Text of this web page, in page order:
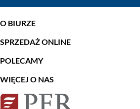
O BIURZE
SPRZEDAŻ ONLINE
POLECAMY
WIĘCEJ O NAS